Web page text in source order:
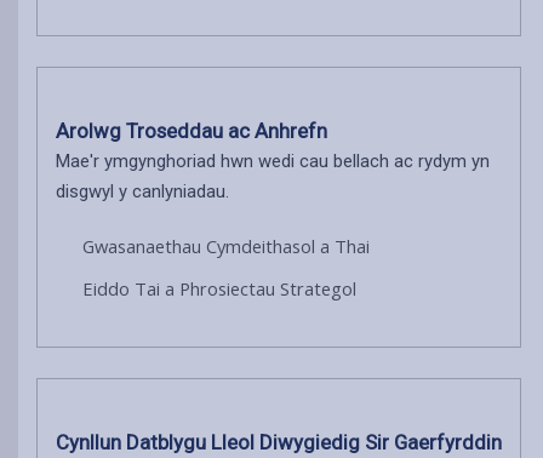
Arolwg Troseddau ac Anhrefn
Mae'r ymgynghoriad hwn wedi cau bellach ac rydym yn
disgwyl y canlyniadau.
Gwasanaethau Cymdeithasol a Thai
Eiddo Tai a Phrosiectau Strategol
Cynllun Datblygu Lleol Diwygiedig Sir Gaerfyrddin